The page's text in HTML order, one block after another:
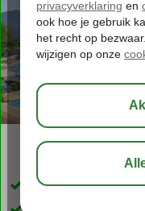
Accommodatie met